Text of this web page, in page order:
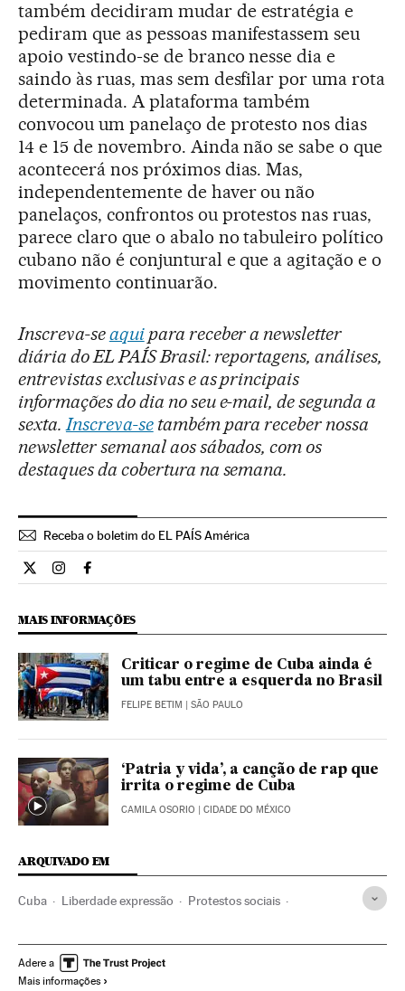
também decidiram mudar de estratégia e
pediram que as pessoas manifestassem seu
apoio vestindo-se de branco nesse dia e
saindo às ruas, mas sem desfilar por uma rota
determinada. A plataforma também
convocou um panelaço de protesto nos dias
14 e 15 de novembro. Ainda não se sabe o que
acontecerá nos próximos dias. Mas,
independentemente de haver ou não
panelaços, confrontos ou protestos nas ruas,
parece claro que o abalo no tabuleiro político
cubano não é conjuntural e que a agitação e o
movimento continuarão.
Inscreva-seaquipara receber a newsletter
diária do EL PAÍS Brasil: reportagens, análises,
entrevistas exclusivas e as principais
informações do dia no seu e-mail, de segunda a
sexta.Inscreva-setambém para receber nossa
newsletter semanal aos sábados, com os
destaques da cobertura na semana.
Receba o boletim do EL PAÍS América
Internacional El País Brasil en Twitter
Internacional El País Brasil en Instagram
Internacional El País Brasil en Facebook
MAIS INFORMAÇÕES
Criticar o regime de Cuba ainda é
um tabu entre a esquerda no Brasil
FELIPE BETIM | SÃO PAULO
‘Patria y vida’, a canção de rap que
irrita o regime de Cuba
CAMILA OSORIO | CIDADE DO MÉXICO
ARQUIVADO EM
Cuba Liberdade expressão Protestos sociais
Marchas protesto Miguel Díaz-Canel
Adere a
Mais informações